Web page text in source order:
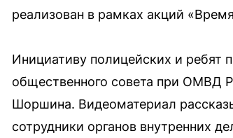
реализован в рамках акций
Инициативу полицейских и ребят
общественного совета при ОМВД
Шоршина. Видеоматериал
сотрудники органов внутренних